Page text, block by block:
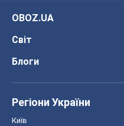
OBOZ.UA
Світ
Блоги
Регіони України
Київ